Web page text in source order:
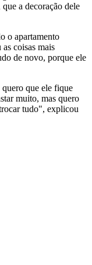
a decoração dele
o apartamento
coisas mais
de novo, porque ele
que ele fique
muito, mas quero
tudo", explicou